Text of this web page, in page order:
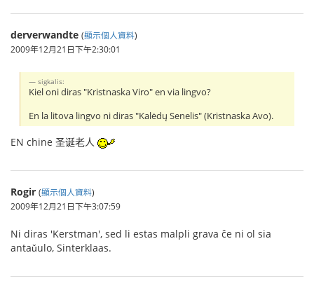
derverwandte (顯示個人資料)
2009年12月21日下午2:30:01
sigkalis:
Kiel oni diras "Kristnaska Viro" en via lingvo?
En la litova lingvo ni diras "Kalėdų Senelis" (Kristnaska Avo).
EN chine 圣诞老人
Rogir (顯示個人資料)
2009年12月21日下午3:07:59
Ni diras 'Kerstman', sed li estas malpli grava ĉe ni ol sia
antaǔulo, Sinterklaas.